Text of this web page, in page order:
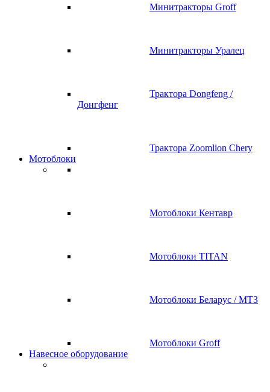
Минитракторы Groff
Минитракторы Уралец
Трактора Dongfeng /
Донгфенг
Трактора Zoomlion Chery
Мотоблоки
Мотоблоки Кентавр
Мотоблоки TITAN
Мотоблоки Беларус / МТЗ
Мотоблоки Groff
Навесное оборудование